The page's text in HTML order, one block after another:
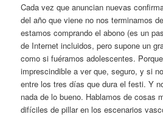
Cada vez que anuncian nuevas
del año que viene no nos terminamos
estamos comprando el abono (es un
de Internet incluidos, pero supone un
como si fuéramos adolescentes.
imprescindible a ver que, seguro, y si
entre los tres días que dura el festi. Y
nada de lo bueno. Hablamos de cosas
difíciles de pillar en los escenarios